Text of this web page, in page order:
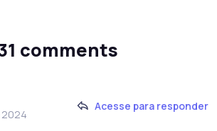
comments
Acesse para responder